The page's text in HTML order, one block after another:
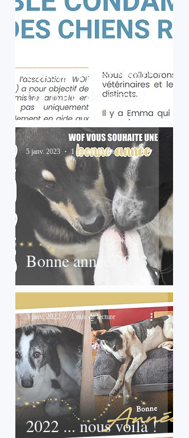
Chien, Vie et Santé :
On parle de nous !
Bonne année 2023
5 janv. 2023 1 min de lecture
2022 ... nous voilà !
3 janv. 2022 1 min de lecture